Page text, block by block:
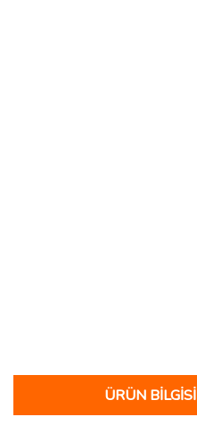
ÜRÜN BILGISI